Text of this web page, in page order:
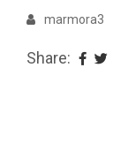
marmora3
Share: